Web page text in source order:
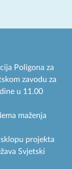
Poligona za
zavodu za
u 11.00
maženja
projekta
Svjetski